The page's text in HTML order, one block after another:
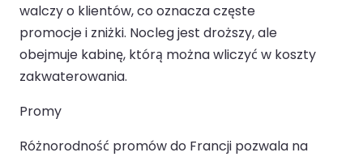
walczy o klientów, co oznacza częste
promocje i zniżki. Nocleg jest droższy, ale
obejmuje kabinę, którą można wliczyć w koszty
zakwaterowania.
Promy
Różnorodność promów do Francji pozwala na